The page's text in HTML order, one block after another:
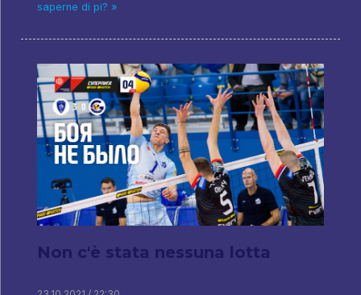
saperne di pi? »
Non c'è stata nessuna lotta